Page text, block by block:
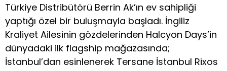
Türkiye Distribütörü Berrin Ak’ın ev sahipliği
yaptığı özel bir buluşmayla başladı. İngiliz
Kraliyet Ailesinin gözdelerinden Halcyon Days’in
dünyadaki ilk flagship mağazasında;
İstanbul’dan esinlenerek Tersane İstanbul Rixos